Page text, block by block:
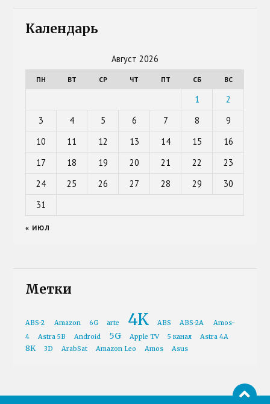
Календарь
Август 2026
ПН ВТ СР ЧТ ПТ СБ ВС
1
2
3
4 5 6 7 8
9
10
11 12 13 14 15
16
17
18 19 20 21 22
23
24
25 26 27 28 29
30
31
« ИЮЛ
Метки
ABS-2 Amazon 6G arte 4K ABS ABS-2A
Amos-
4
Astra 5B Android 5G Apple TV 5 канал Astra 4A
8K 3D ArabSat Amazon Leo Amos Asus